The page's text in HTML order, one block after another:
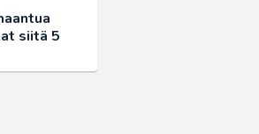
siitä 5